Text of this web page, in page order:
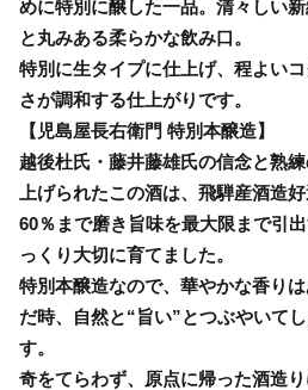
めに特別に醸した一品。清々しい
と丸みある柔らかな飲み口。
特別に生タイプに仕上げ、程よい
さが調和する仕上がりです。
【児島屋長右衛門 特別本醸造】
越後杜氏・藤井藤雄氏の信念と熟
上げられたこの酒は、飛騨産酒造
60％まで磨き旨味を最大限まで引
っくり大切に育てました。
特別本醸造なので、華やかな香り
だ時、自然と“旨い”とつぶやいて
す。
奇をてらわず、原点に帰った酒造り